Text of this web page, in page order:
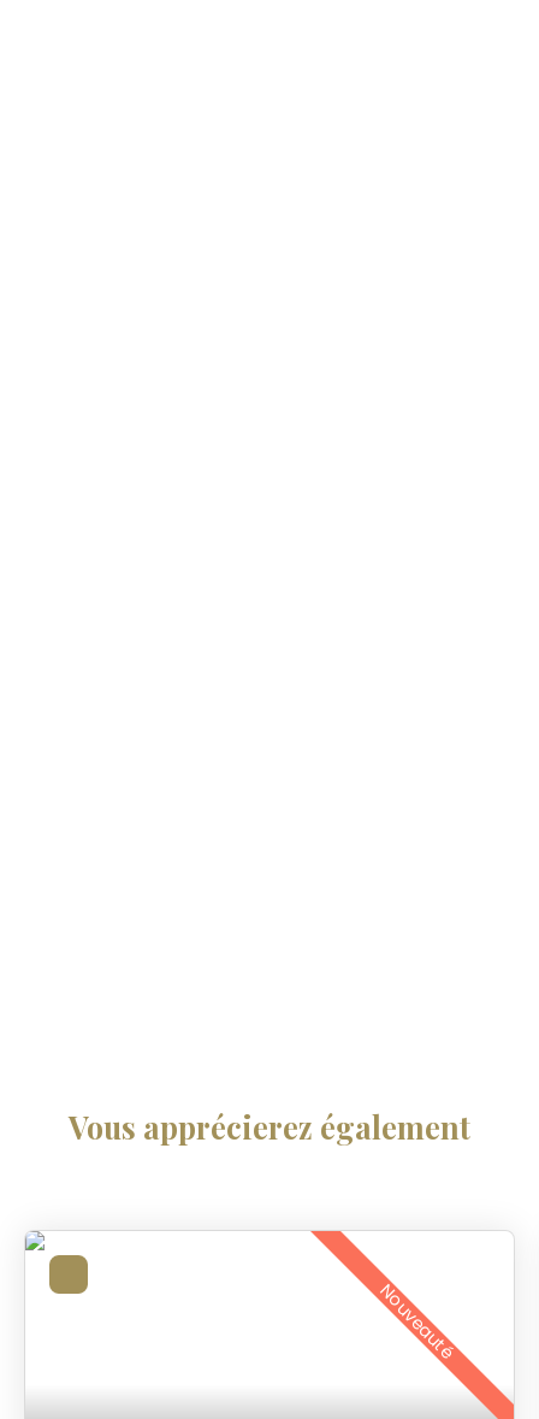
Vous apprécierez également
Nouveauté